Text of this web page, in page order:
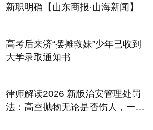
新职明确【山东商报·山海新闻】
高考后来济“摆摊救妹”少年已收到
大学录取通知书
律师解读2026 新版治安管理处罚
法：高空抛物无论是否伤人，一律